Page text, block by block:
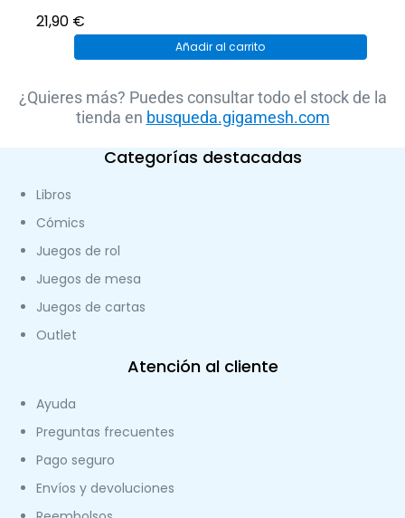
21,90 €
Añadir al carrito
¿Quieres más? Puedes consultar todo el stock de la
tienda en busqueda.gigamesh.com
Categorías destacadas
Libros
Cómics
Juegos de rol
Juegos de mesa
Juegos de cartas
Outlet
Atención al cliente
Ayuda
Preguntas frecuentes
Pago seguro
Envíos y devoluciones